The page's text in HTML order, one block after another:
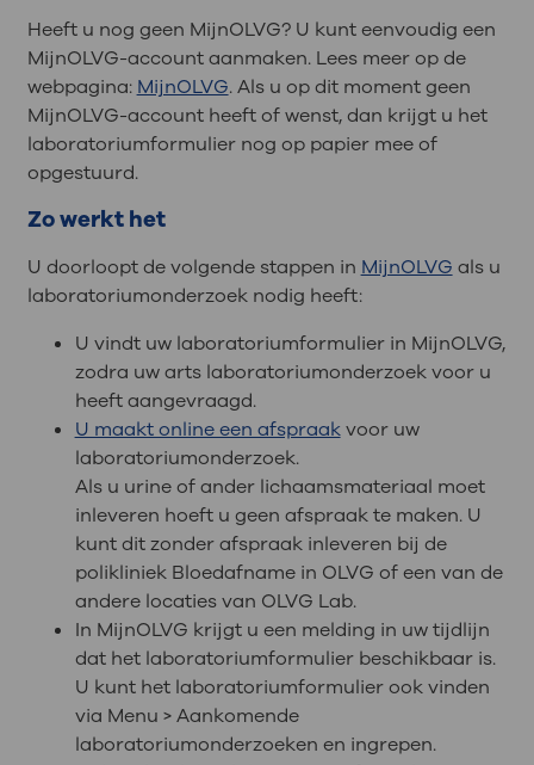
Heeft u nog geen MijnOLVG? U kunt eenvoudig een
MijnOLVG-account aanmaken. Lees meer op de
webpagina: MijnOLVG. Als u op dit moment geen
MijnOLVG-account heeft of wenst, dan krijgt u het
laboratoriumformulier nog op papier mee of
opgestuurd.
Zo werkt het
U doorloopt de volgende stappen in MijnOLVG als u
laboratoriumonderzoek nodig heeft:
U vindt uw laboratoriumformulier in MijnOLVG,
zodra uw arts laboratoriumonderzoek voor u
heeft aangevraagd.
U maakt online een afspraakvoor uw
laboratoriumonderzoek.
Als u urine of ander lichaamsmateriaal moet
inleveren hoeft u geen afspraak te maken. U
kunt dit zonder afspraak inleveren bij de
polikliniek Bloedafname in OLVG of een van de
andere locaties van OLVG Lab.
In MijnOLVG krijgt u een melding in uw tijdlijn
dat het laboratoriumformulier beschikbaar is.
U kunt het laboratoriumformulier ook vinden
via Menu > Aankomende
laboratoriumonderzoeken en ingrepen.